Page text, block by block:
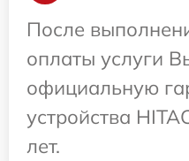
После
оплаты услуги
официальную
устройства
лет.